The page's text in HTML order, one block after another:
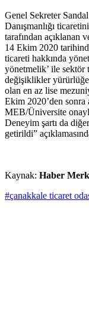
Genel Sekreter Sandal
Danışmanlığı
tarafından açıklanan
14 Ekim 2020
ticareti hakkında
yönetmelik’ ile
değişiklikler
olan en az lise
Ekim 2020’den sonra
MEB/Üniversite
Deneyim şartı da
getirildi”
Kaynak: Haber
#çanakkale ticaret